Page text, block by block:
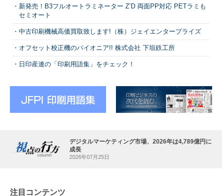
新発売！B3フルオートラミネーター Z’D 両面PP対応 PETラミも
セミオート
中古印刷機械高価買取致します!（株）ジェイエンタープライズ
オフセット校正機のパイオニア!! 株式会社 下垣鉄工所
日印産連の「印刷用語集」をチェック！
デジタルマーケティング市場、2026年は4,789億円に
成長
2026年07月25日
注目コンテンツ